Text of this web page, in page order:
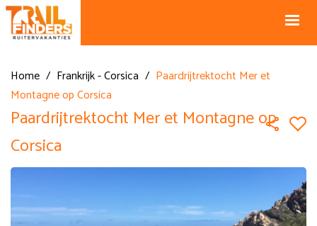
Home / Frankrijk - Corsica / Paardrijtrektocht Mer et
Montagne op Corsica
Paardrijtrektocht Mer et Montagne op
Corsica